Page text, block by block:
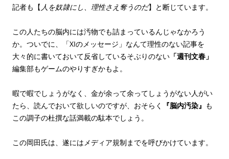
記者も【 人を奴隷にし、理性さえ奪うのだ】と断じています。
この人たちの脳内には汚物でも詰まっているんじゃなかろう
か。ついでに、「XIのメッセージ」なんて理性のない記事を
大々的に書いておいて反省しているそぶりのない 「週刊文春」
編集部もゲームのやりすぎかもよ。
暇で暇でしょうがなく、金が余って余ってしょうがない人がい
たら、読んでおいて欲しいのですが、おそらく
『脳内汚染』 も
この調子の杜撰な話満載の駄本でしょう。
この岡田氏は、遂にはメディア規制までを呼びかけています。